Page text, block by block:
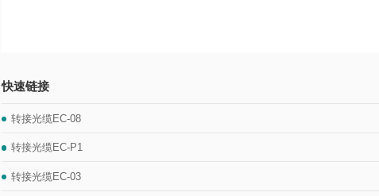
快速链接
转接光缆EC-08
转接光缆EC-P1
转接光缆EC-03